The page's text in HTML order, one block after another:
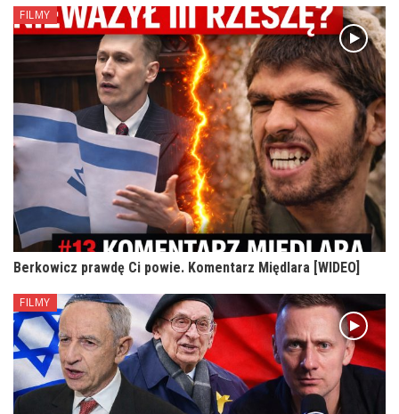
FILMY
Berkowicz prawdę Ci powie. Komentarz Międlara [WIDEO]
FILMY